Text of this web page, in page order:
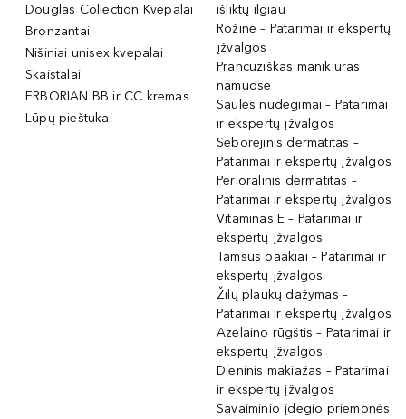
Douglas Collection Kvepalai
Bronzantai
Nišiniai unisex kvepalai
Skaistalai
ERBORIAN BB ir CC kremas
Lūpų pieštukai
išliktų ilgiau
Rožinė – Patarimai ir ekspertų
įžvalgos
Prancūziškas manikiūras
namuose
Saulės nudegimai – Patarimai
ir ekspertų įžvalgos
Seborėjinis dermatitas –
Patarimai ir ekspertų įžvalgos
Perioralinis dermatitas –
Patarimai ir ekspertų įžvalgos
Vitaminas E – Patarimai ir
ekspertų įžvalgos
Tamsūs paakiai – Patarimai ir
ekspertų įžvalgos
Žilų plaukų dažymas –
Patarimai ir ekspertų įžvalgos
Azelaino rūgštis – Patarimai ir
ekspertų įžvalgos
Dieninis makiažas – Patarimai
ir ekspertų įžvalgos
Savaiminio įdegio priemonės